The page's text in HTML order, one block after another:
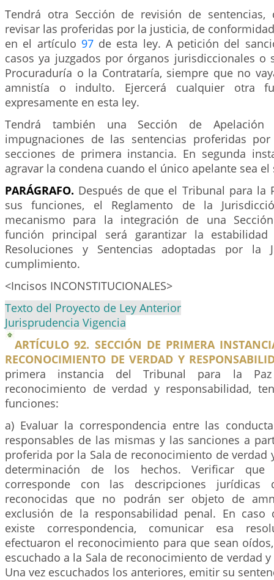
Tendrá otra Sección de revisión de
revisar las proferidas por la justicia, de
en el artículo 97de esta ley. A petición del
casos ya juzgados por órganos jurisdiccionales o
Procuraduría o la Contrataría, siempre que no
amnistía o indulto. Ejercerá cualquier otra
expresamente en esta ley.
Tendrá también una Sección de
impugnaciones de las sentencias proferidas
secciones de primera instancia. En segunda
agravar la condena cuando el único apelante sea
PARÁGRAFO. Después de que el Tribunal para la
sus funciones, el Reglamento de la
mecanismo para la integración de una
función principal será garantizar la
Resoluciones y Sentencias adoptadas por la
cumplimiento.
<Incisos INCONSTITUCIONALES>
Texto del Proyecto de Ley Anterior
Jurisprudencia Vigencia
ARTÍCULO 92. SECCIÓN DE PRIMERA
RECONOCIMIENTO DE VERDAD Y
primera instancia del Tribunal para la
reconocimiento de verdad y responsabilidad,
funciones:
a) Evaluar la correspondencia entre las
responsables de las mismas y las sanciones a
proferida por la Sala de reconocimiento de verdad
determinación de los hechos. Verificar
corresponde con las descripciones jurídicas
reconocidas que no podrán ser objeto de
exclusión de la responsabilidad penal. En
existe correspondencia, comunicar esa
efectuaron el reconocimiento para que sean
escuchado a la Sala de reconocimiento de verdad
Una vez escuchados los anteriores, emitir su